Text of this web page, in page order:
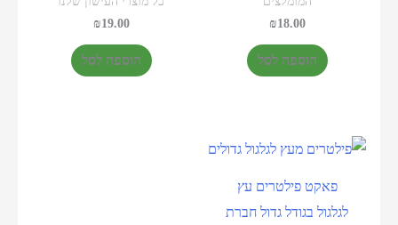
₪18.00
הוספה לסל
₪19.00
הוספה לסל
פאקט פילטרים עץ
לגלגול בגודל גדול חברת